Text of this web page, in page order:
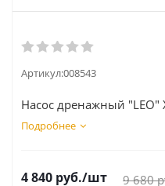
Артикул:008543
Насос дренажный "LEO"
Подробнее
4 840 руб./шт 9 680